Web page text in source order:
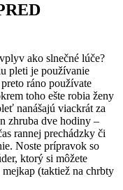
ako slnečné lúče?
pleti je používanie
ráno používate
toho ešte robia ženy
nanášajú viackrát za
zhruba dve hodiny –
rannej prechádzky či
Noste prípravok so
ktorý si môžete
(taktiež na chrbty